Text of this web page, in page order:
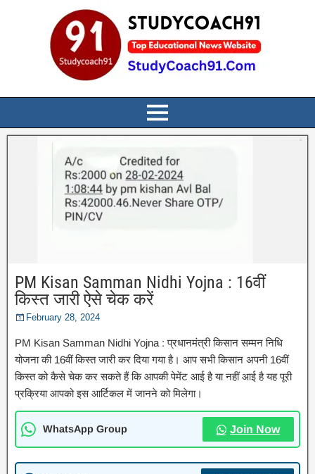
PM Kisan Samman Nidhi Yojna : 16वीं
किस्त जारी ऐसे चेक करें
February 28, 2024
PM Kisan Samman Nidhi Yojna : प्रधानमंत्री किसान सम्मन निधि
योजना की 16वीं किस्त जारी कर दिया गया है। आप सभी किसान अपनी 16वीं
किस्त को कैसे चेक कर सकते हैं कि आपकी पेमेंट आई है या नहीं आई है यह पूरी
प्रक्रिया आपको इस आर्टिकल में जानने को मिलेगा।
WhatsApp Group Join Now